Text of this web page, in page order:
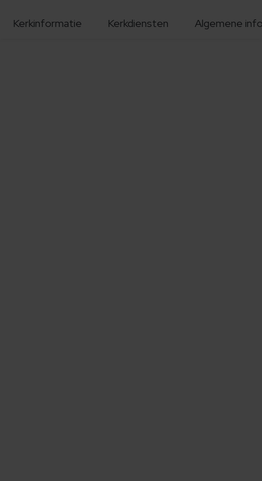
Kerkinformatie Kerkdiensten Algemene